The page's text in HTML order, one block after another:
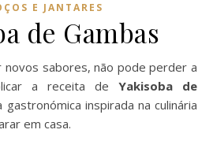
E JANTARES
de Gambas
a receita de Yakisoba de
gastronómica inspirada na culinária
em casa.